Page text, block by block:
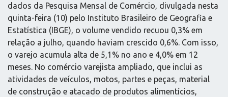
dados da Pesquisa Mensal de Comércio, divulgada nesta
quinta-feira (10) pelo Instituto Brasileiro de Geografia e
Estatística (IBGE), o volume vendido recuou 0,3% em
relação a julho, quando haviam crescido 0,6%. Com isso,
o varejo acumula alta de 5,1% no ano e 4,0% em 12
meses. No comércio varejista ampliado, que inclui as
atividades de veículos, motos, partes e peças, material
de construção e atacado de produtos alimentícios,